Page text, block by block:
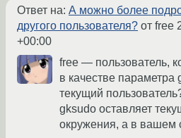
Ответ на: А можно более
другого пользователя? от free
+00:00
free — пользователь,
в качестве
текущий
gksudo оставляет
окружения, а в вашем